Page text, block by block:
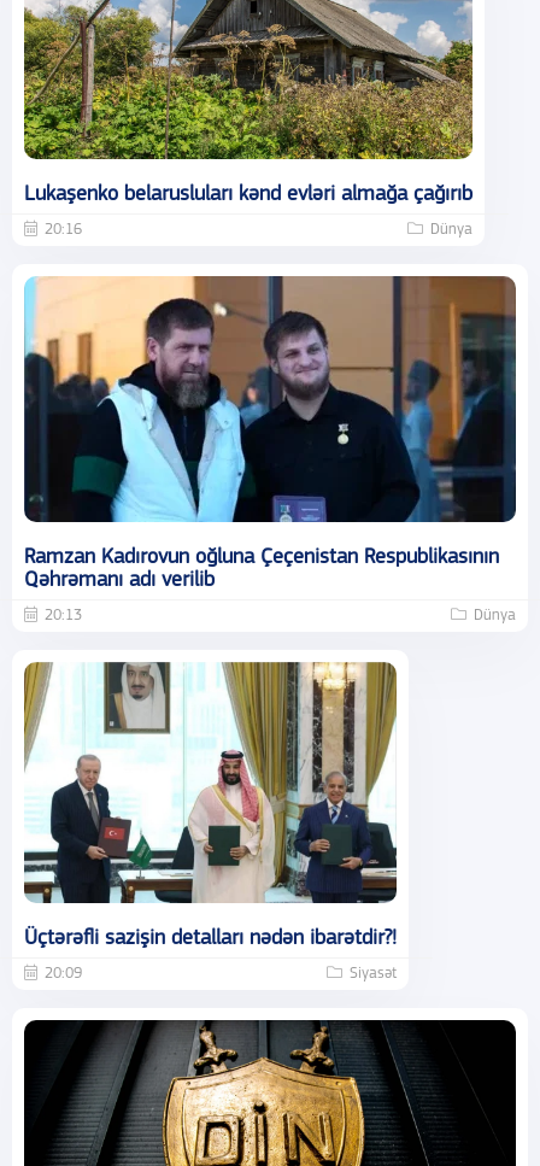
Lukaşenko belarusluları kənd evləri almağa çağırıb
20:16 Dünya
Ramzan Kadırovun oğluna Çeçenistan Respublikasının
Qəhrəmanı adı verilib
20:13 Dünya
Üçtərəfli sazişin detalları nədən ibarətdir?!
20:09 Siyasət